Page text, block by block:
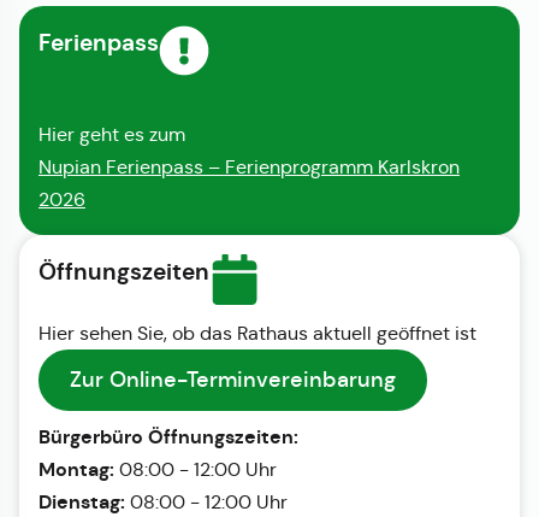
Ferienpass
Hier geht es zum
Nupian Ferienpass – Ferienprogramm Karlskron
2026
Öffnungszeiten
Hier sehen Sie, ob das Rathaus aktuell geöffnet ist
Zur Online-Terminvereinbarung
Bürgerbüro Öffnungszeiten:
Montag: 08:00 - 12:00 Uhr
Dienstag: 08:00 - 12:00 Uhr